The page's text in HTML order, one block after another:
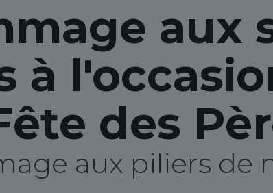
aux
à
des
aux piliers de